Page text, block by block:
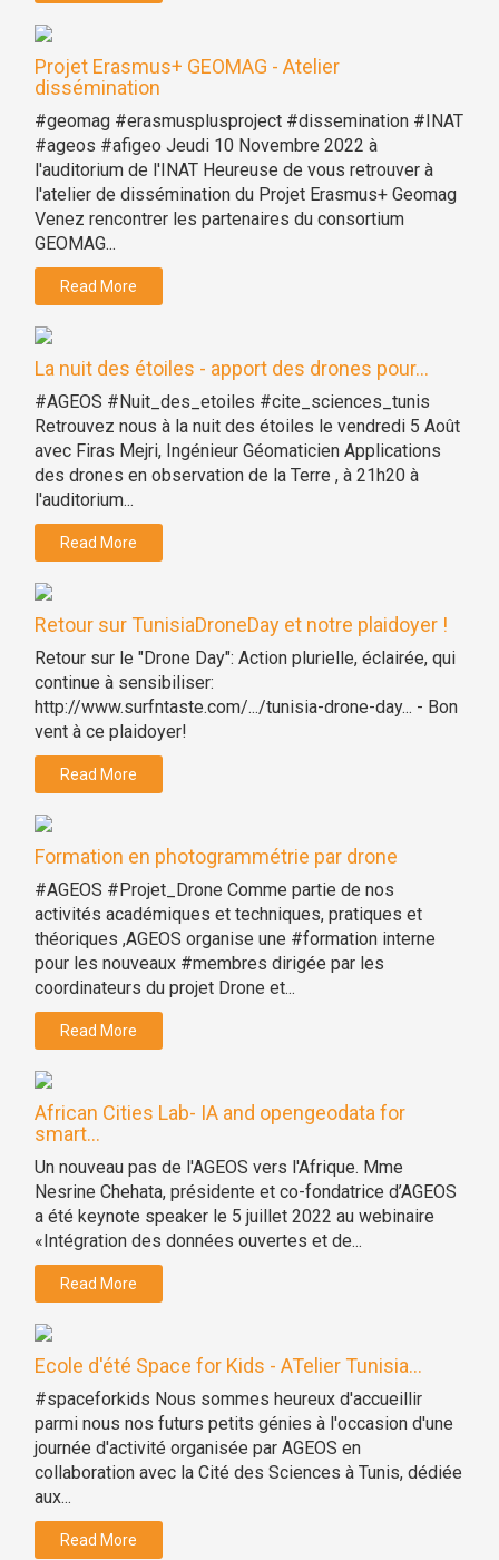
Projet Erasmus+ GEOMAG - Atelier
dissémination
#geomag #erasmusplusproject #dissemination #INAT
#ageos #afigeo Jeudi 10 Novembre 2022 à
l'auditorium de l'INAT Heureuse de vous retrouver à
l'atelier de dissémination du Projet Erasmus+ Geomag
Venez rencontrer les partenaires du consortium
GEOMAG...
Read More
La nuit des étoiles - apport des drones pour...
#AGEOS #Nuit_des_etoiles #cite_sciences_tunis
Retrouvez nous à la nuit des étoiles le vendredi 5 Août
avec Firas Mejri, Ingénieur Géomaticien Applications
des drones en observation de la Terre , à 21h20 à
l'auditorium...
Read More
Retour sur TunisiaDroneDay et notre plaidoyer !
Retour sur le "Drone Day": Action plurielle, éclairée, qui
continue à sensibiliser:
http://www.surfntaste.com/.../tunisia-drone-day... - Bon
vent à ce plaidoyer!
Read More
Formation en photogrammétrie par drone
#AGEOS #Projet_Drone Comme partie de nos
activités académiques et techniques, pratiques et
théoriques ,AGEOS organise une #formation interne
pour les nouveaux #membres dirigée par les
coordinateurs du projet Drone et...
Read More
African Cities Lab- IA and opengeodata for
smart...
Un nouveau pas de l'AGEOS vers l'Afrique. Mme
Nesrine Chehata, présidente et co-fondatrice d’AGEOS
a été keynote speaker le 5 juillet 2022 au webinaire
«Intégration des données ouvertes et de...
Read More
Ecole d'été Space for Kids - ATelier Tunisia...
#spaceforkids Nous sommes heureux d'accueillir
parmi nous nos futurs petits génies à l'occasion d'une
journée d'activité organisée par AGEOS en
collaboration avec la Cité des Sciences à Tunis, dédiée
aux...
Read More